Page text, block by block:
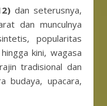
dan seterusnya,
dan munculnya
popularitas
kini, wagasa
tradisional dan
budaya, upacara,